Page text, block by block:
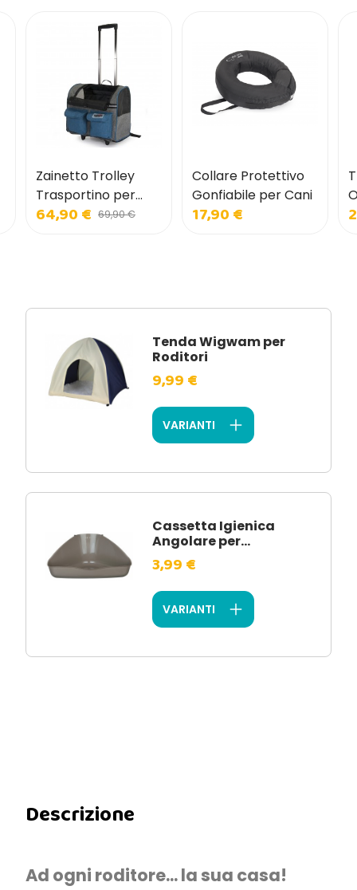
Zainetto Trolley
Trasportino per
Cani e Gatti con
64,90 € 69,90 €
Collare Protettivo
Gonfiabile per Cani
17,90 €
Tenda Wigwam per
Roditori
9,99 €
VARIANTI
Cassetta Igienica
Angolare per...
3,99 €
VARIANTI
Descrizione
Ad ogni roditore... la sua casa!